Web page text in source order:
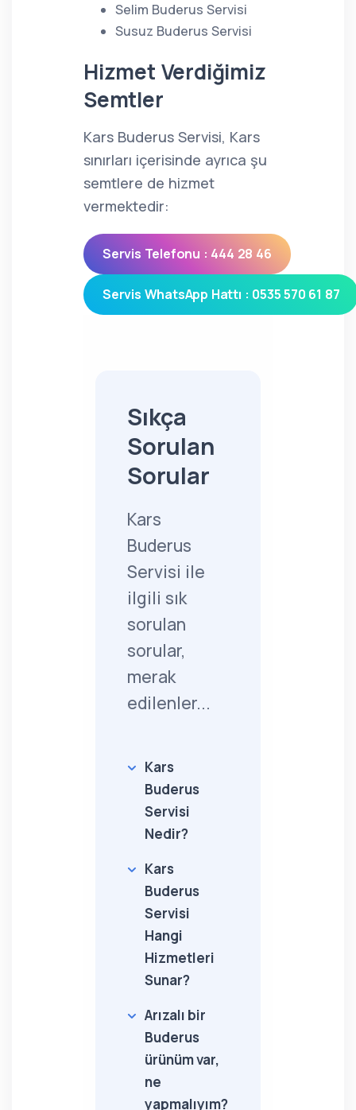
Selim Buderus Servisi
Susuz Buderus Servisi
Hizmet Verdiğimiz
Semtler
Kars Buderus Servisi, Kars
sınırları içerisinde ayrıca şu
semtlere de hizmet
vermektedir:
Servis Telefonu : 444 28 46
Servis WhatsApp Hattı : 0535 570 61 87
Sıkça
Sorulan
Sorular
Kars
Buderus
Servisi ile
ilgili sık
sorulan
sorular,
merak
edilenler...
Kars
Buderus
Servisi
Nedir?
Kars
Buderus
Servisi
Hangi
Hizmetleri
Sunar?
Arızalı bir
Buderus
ürünüm var,
ne
yapmalıyım?